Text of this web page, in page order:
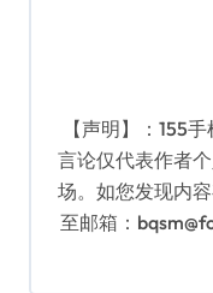
【声明】：155
言论仅代表作者
场。如您发现内
至邮箱：